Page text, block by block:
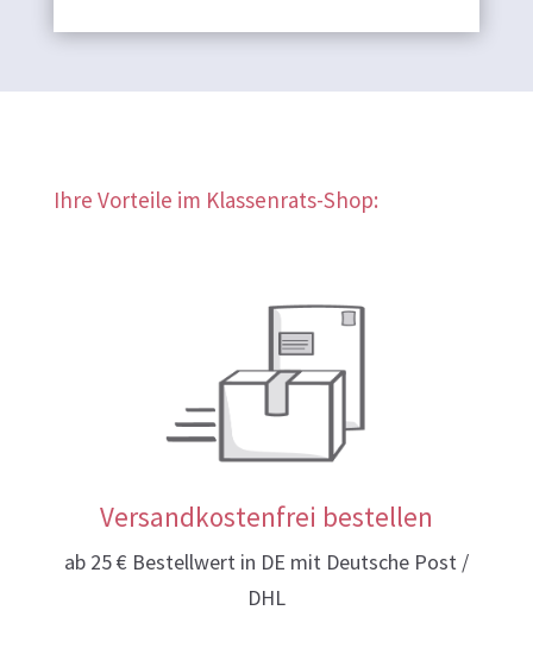
Ihre Vorteile im Klassenrats-Shop:
Versandkostenfrei bestellen
ab 25 € Bestellwert in DE mit Deutsche Post /
DHL